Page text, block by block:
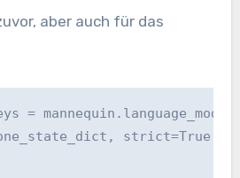
aber auch für das
=
strict=True